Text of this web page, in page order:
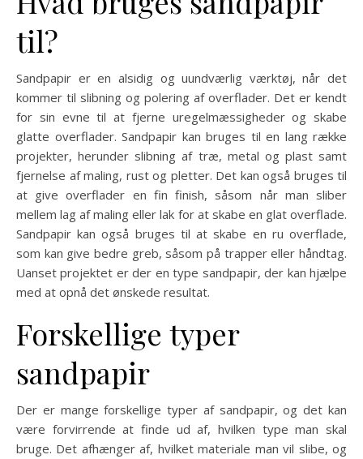
til?
Sandpapir er en alsidig og uundværlig værktøj, når det
kommer til slibning og polering af overflader. Det er kendt
for sin evne til at fjerne uregelmæssigheder og skabe
glatte overflader. Sandpapir kan bruges til en lang række
projekter, herunder slibning af træ, metal og plast samt
fjernelse af maling, rust og pletter. Det kan også bruges til
at give overflader en fin finish, såsom når man sliber
mellem lag af maling eller lak for at skabe en glat overflade.
Sandpapir kan også bruges til at skabe en ru overflade,
som kan give bedre greb, såsom på trapper eller håndtag.
Uanset projektet er der en type sandpapir, der kan hjælpe
med at opnå det ønskede resultat.
Forskellige typer
sandpapir
Der er mange forskellige typer af sandpapir, og det kan
være forvirrende at finde ud af, hvilken type man skal
bruge. Det afhænger af, hvilket materiale man vil slibe, og